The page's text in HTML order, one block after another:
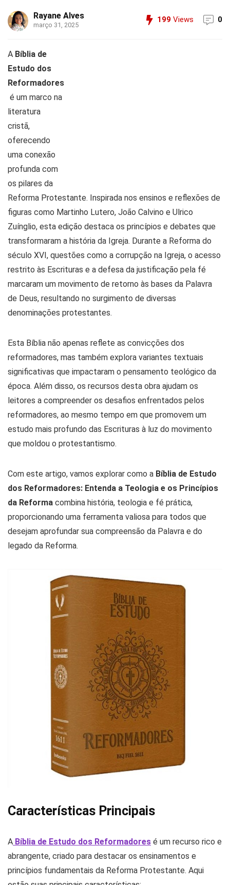
Rayane Alves
março 31, 2025
199 Views 0
A Bíblia de
Estudo dos
Reformadores
é um marco na
literatura
cristã,
oferecendo
uma conexão
profunda com
os pilares da
Reforma Protestante. Inspirada nos ensinos e reflexões de
figuras como Martinho Lutero, João Calvino e Ulrico
Zuínglio, esta edição destaca os princípios e debates que
transformaram a história da Igreja. Durante a Reforma do
século XVI, questões como a corrupção na Igreja, o acesso
restrito às Escrituras e a defesa da justificação pela fé
marcaram um movimento de retorno às bases da Palavra
de Deus, resultando no surgimento de diversas
denominações protestantes.
Esta Bíblia não apenas reflete as convicções dos
reformadores, mas também explora variantes textuais
significativas que impactaram o pensamento teológico da
época. Além disso, os recursos desta obra ajudam os
leitores a compreender os desafios enfrentados pelos
reformadores, ao mesmo tempo em que promovem um
estudo mais profundo das Escrituras à luz do movimento
que moldou o protestantismo.
Com este artigo, vamos explorar como a Bíblia de Estudo
dos Reformadores: Entenda a Teologia e os Princípios
da Reforma combina história, teologia e fé prática,
proporcionando uma ferramenta valiosa para todos que
desejam aprofundar sua compreensão da Palavra e do
legado da Reforma.
Características Principais
A Bíblia de Estudo dos Reformadores é um recurso rico e
abrangente, criado para destacar os ensinamentos e
princípios fundamentais da Reforma Protestante. Aqui